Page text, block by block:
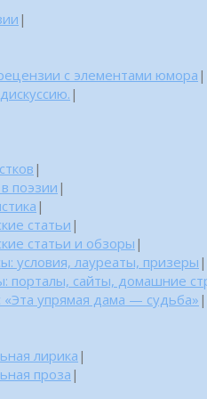
|
с элементами юмора |
|
|
поэзии |
|
статьи |
статьи и обзоры |
условия, лауреаты, призеры |
порталы, сайты, домашние
упрямая дама — судьба»|
лирика |
проза |